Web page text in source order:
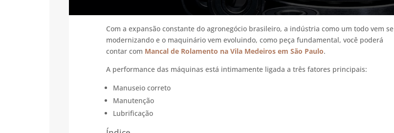
Com a expansão constante do agronegócio brasileiro, a indústria como um todo vem se
modernizando e o maquinário vem evoluindo, como peça fundamental, você poderá
contar com Mancal de Rolamento na Vila Medeiros em São Paulo.
A performance das máquinas está intimamente ligada a três fatores principais:
Manuseio correto
Manutenção
Lubrificação